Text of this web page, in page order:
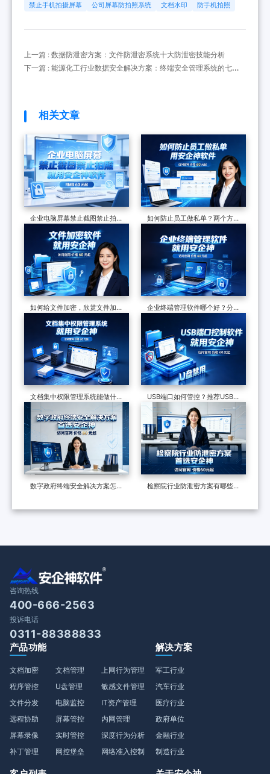
禁止手机拍摄屏幕
公司屏幕防拍照系统 文档水印 防手机拍照
上一篇 : 数据防泄密方案：文件防泄密系统十大防泄密技能分析
下一篇 : 能源化工行业数据安全解决方案：终端安全管理系统的七个
相关文章
企业电脑屏幕禁止截图禁止拍
照，一个软件从技术到落地，一
篇讲透
如何防止员工做私单？两个方法
订单
如何给文件加密，欣赏文件加密
软件的7个防泄密措施，可加密
可审计
企业终端管理软件哪个好？分享
安全超有效
文档集中权限管理系统能做什
么？七大功能，了解企业数据安
全的最后一道防线
USB端口如何管控？推荐USB管
控软件，7个措施管控USB端口
数字政府终端安全解决方案怎么
政企终端安全？
检察院行业防泄密方案有哪些？
国检察院批量部署
咨询热线
400-666-2563
投诉电话
0311-88388833
产品功能
文档加密
程序管控
文件分发
远程协助
屏幕录像
补丁管理
文档管理
U盘管理
电脑监控
屏幕管控
实时管控
网控堡垒
上网行为管理
敏感文件管理
IT资产管理
内网管理
深度行为分析
网络准入控制
解决方案
军工行业
汽车行业
医疗行业
政府单位
金融行业
制造行业